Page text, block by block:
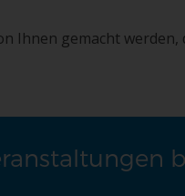
Ihnen gemacht werden,